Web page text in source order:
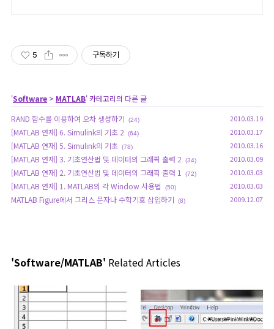
5 구독하기
'Software > MATLAB' 카테고리의 다른 글
RAND 함수를 이용하여 오차 생성하기
(24) 2010.03.19
[MATLAB 연재] 6. Simulink의 기초 2 (64) 2010.03.17
[MATLAB 연재] 5. Simulink의 기초 (78) 2010.03.16
[MATLAB 연재] 3. 기초연산법 및 데이터의 그래픽 출력 2 (34) 2010.03.09
[MATLAB 연재] 2. 기초연산법 및 데이터의 그래픽 출력 1 (72) 2010.03.03
[MATLAB 연재] 1. MATLAB의 각 Window 사용법 (50) 2010.03.03
MATLAB Figure에서 그리스 문자나 수학기호 삽입하기 (8) 2009.12.07
'Software/MATLAB' Related Articles